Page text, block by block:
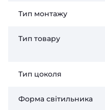
Тип монтажу
Тип товару
Тип цоколя
Форма світильника